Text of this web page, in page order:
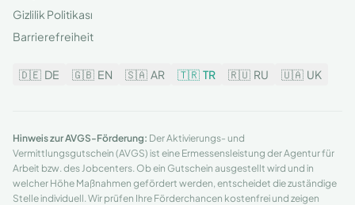
Gizlilik Politikası
Barrierefreiheit
🇩🇪 DE 🇬🇧 EN 🇸🇦 AR 🇹🇷 TR 🇷🇺 RU 🇺🇦 UK
Hinweis zur AVGS-Förderung: Der Aktivierungs- und
Vermittlungsgutschein (AVGS) ist eine Ermessensleistung der Agentur für
Arbeit bzw. des Jobcenters. Ob ein Gutschein ausgestellt wird und in
welcher Höhe Maßnahmen gefördert werden, entscheidet die zuständige
Stelle individuell. Wir prüfen Ihre Förderchancen kostenfrei und zeigen